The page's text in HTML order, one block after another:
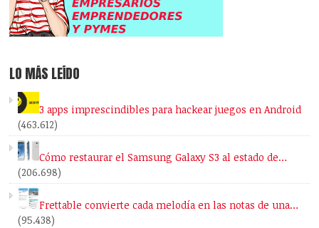
LO MÁS LEÍDO
3 apps imprescindibles para hackear juegos en Android
(463.612)
Cómo restaurar el Samsung Galaxy S3 al estado de…
(206.698)
Frettable convierte cada melodía en las notas de una…
(95.438)